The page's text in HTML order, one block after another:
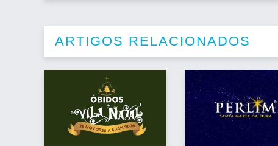
ARTIGOS RELACIONADOS